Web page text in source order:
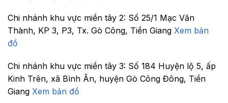
Chi nhánh khu vực miền tây 2: Số 25/1 Mạc Văn
Thành, KP 3, P3, Tx. Gò Công, Tiền Giang Xem bản
đồ
Chi nhánh khu vực miền tây 3: Số 184 Huyện lộ 5, ấp
Kinh Trên, xã Bình Ân, huyện Gò Công Đông, Tiền
Giang Xem bản đồ